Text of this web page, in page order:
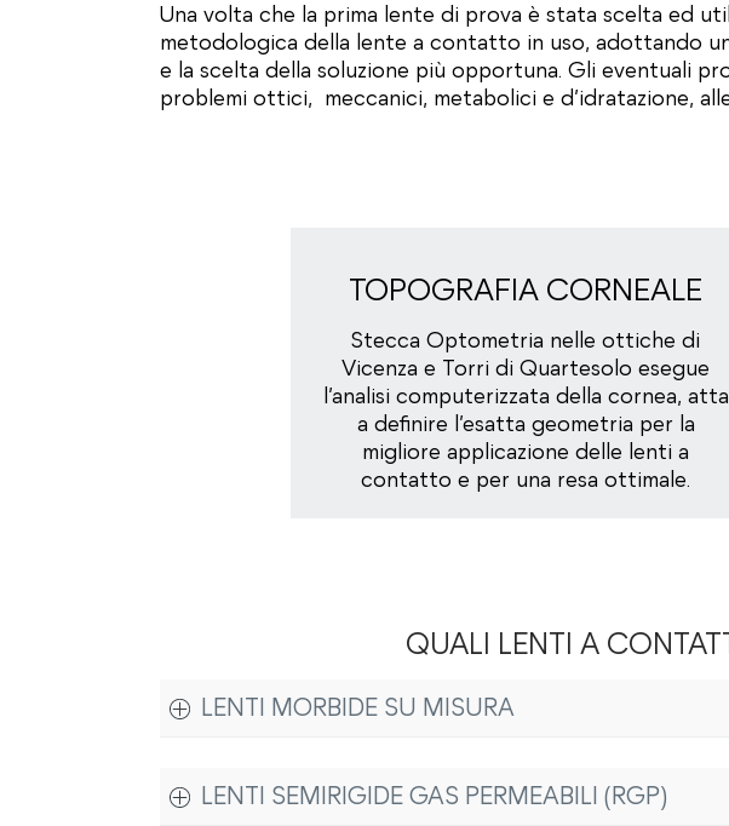
Una volta che la prima lente di prova è stata scelta ed
metodologica della lente a contatto in uso, adottando
e la scelta della soluzione più opportuna. Gli eventuali
problemi ottici, meccanici, metabolici e d’idratazione,
TOPOGRAFIA CORNEALE
Stecca Optometria nelle ottiche di
Vicenza e Torri di Quartesolo esegue
l’analisi computerizzata della cornea, atta
a definire l’esatta geometria per la
migliore applicazione delle lenti a
contatto e per una resa ottimale.
QUALI LENTI A
LENTI MORBIDE SU MISURA
lenti rigide. Nei nostri centri di contattologia a Vicenza e Torri
LENTI SEMIRIGIDE GAS PERMEABILI (RGP)